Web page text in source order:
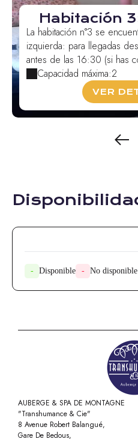
Habitación
doble o con
La habitación n°3 se
izquierda: para llegadas
antes de las 16:30 (si has
"Lleg...
Capacidad máxima:2
VER
- Disponible - No disponible
AUBERGE & SPA DE MONTAGNE
"Transhumance & Cie"
8 Avenue Robert Balangué,
Gare De Bedous,